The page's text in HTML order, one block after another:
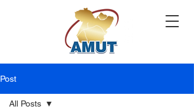
Post
All Posts